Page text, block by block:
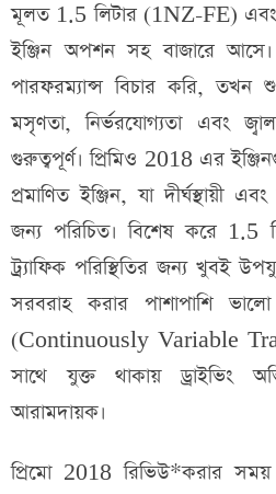
মূলত 1.5 লিটার (1NZ-FE)
ইঞ্জিন অপশন সহ বাজারে
পারফরম্যান্স বিচার করি, তখন
মসৃণতা, নির্ভরযোগ্যতা এবং
গুরুত্বপূর্ণ। প্রিমিও 2018 এর
প্রমাণিত ইঞ্জিন, যা দীর্ঘস্থায়ী
জন্য পরিচিত। বিশেষ করে 1.5
ট্র্যাফিক পরিস্থিতির জন্য খুবই
সরবরাহ করার পাশাপাশি
(Continuously Variable
সাথে যুক্ত থাকায় ড্রাইভিং
আরামদায়ক।
প্রিমো 2018 রিভিউ*করার